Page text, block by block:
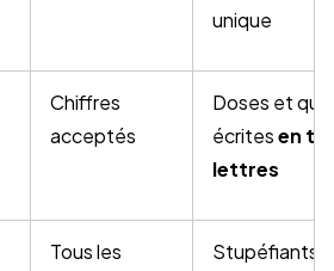
unique
Chiffres
acceptés
Doses et
écritesen
lettres
Tous les Stupéfiants,